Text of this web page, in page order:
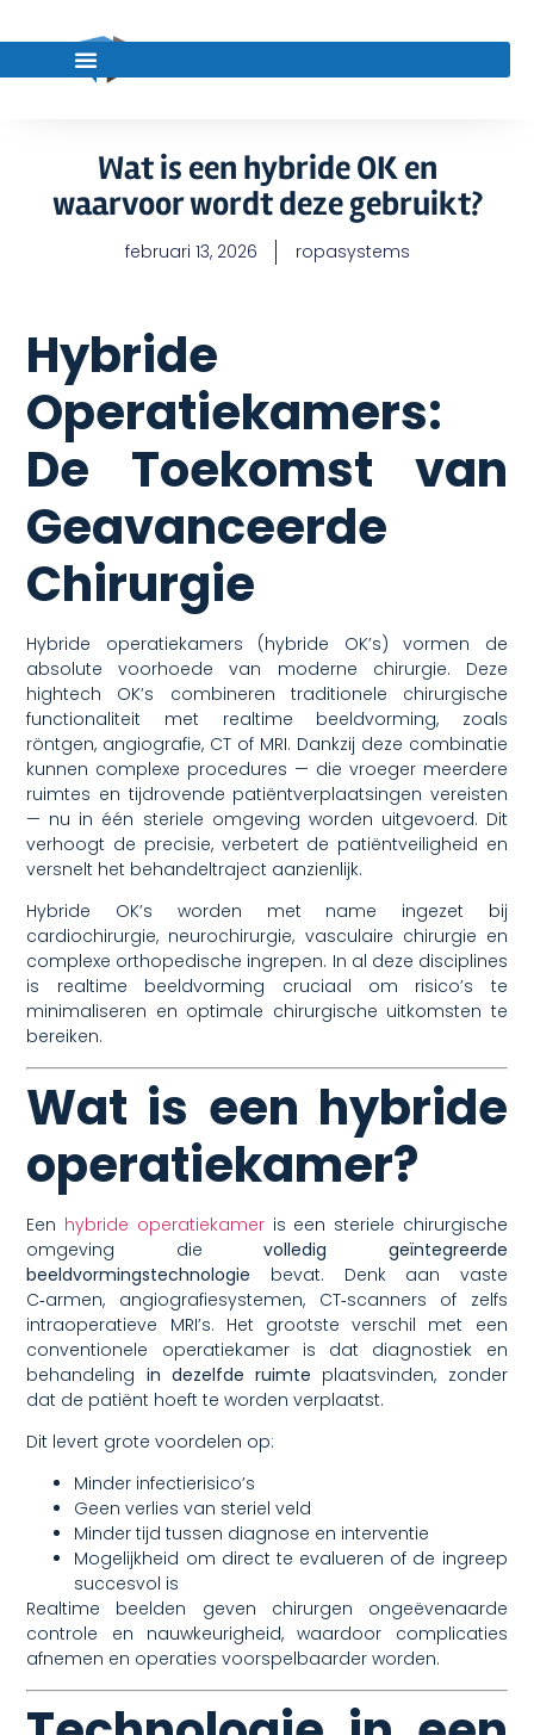
Wat is een hybride OK en
waarvoor wordt deze gebruikt?
februari 13, 2026 ropasystems
Hybride
Operatiekamers:
De Toekomst van
Geavanceerde
Chirurgie
Hybride operatiekamers (hybride OK’s) vormen de
absolute voorhoede van moderne chirurgie. Deze
hightech OK’s combineren traditionele chirurgische
functionaliteit met realtime beeldvorming, zoals
röntgen, angiografie, CT of MRI. Dankzij deze combinatie
kunnen complexe procedures — die vroeger meerdere
ruimtes en tijdrovende patiëntverplaatsingen vereisten
— nu in één steriele omgeving worden uitgevoerd. Dit
verhoogt de precisie, verbetert de patiëntveiligheid en
versnelt het behandeltraject aanzienlijk.
Hybride OK’s worden met name ingezet bij
cardiochirurgie, neurochirurgie, vasculaire chirurgie en
complexe orthopedische ingrepen. In al deze disciplines
is realtime beeldvorming cruciaal om risico’s te
minimaliseren en optimale chirurgische uitkomsten te
bereiken.
Wat is een hybride
operatiekamer?
Een hybride operatiekameris een steriele chirurgische
omgeving dievolledig geïntegreerde
beeldvormingstechnologie bevat. Denk aan vaste
C‑armen, angiografiesystemen, CT‑scanners of zelfs
intraoperatieve MRI’s. Het grootste verschil met een
conventionele operatiekamer is dat diagnostiek en
behandeling in dezelfde ruimte plaatsvinden, zonder
dat de patiënt hoeft te worden verplaatst.
Dit levert grote voordelen op:
Minder infectierisico’s
Geen verlies van steriel veld
Minder tijd tussen diagnose en interventie
Mogelijkheid om direct te evalueren of de ingreep
succesvol is
Realtime beelden geven chirurgen ongeëvenaarde
controle en nauwkeurigheid, waardoor complicaties
afnemen en operaties voorspelbaarder worden.